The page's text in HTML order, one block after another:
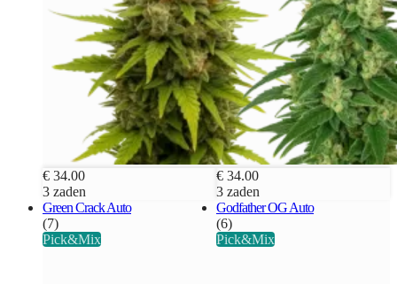
€ 34.00
3 zaden
€ 34.00
3 zaden
Green Crack Auto
(7)
Pick&Mix
Godfather OG Auto
(6)
Pick&Mix